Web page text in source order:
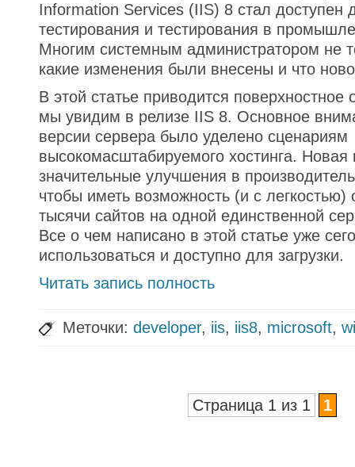
Information Services (IIS) 8 стал доступен
тестирования и тестирования в
Многим системным администратором не
какие изменения были внесены и что
В этой статье приводится поверхностное
мы увидим в релизе IIS 8. Основное
версии сервера было уделено сценариям
высокомасштабируемого хостинга. Новая
значительные улучшения в
чтобы иметь возможность (и с легкостью)
тысячи сайтов на одной единственной
Все о чем написано в этой статье уже
использоваться и доступно для загрузки.
Читать запись полность
Меточки: developer, iis, iis8, microsoft,
Страница 1 из 1 1